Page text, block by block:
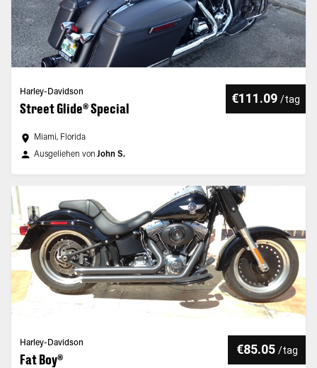
Harley-Davidson
Street Glide® Special
€111.09 /tag
Miami, Florida
Ausgeliehen von John S.
Harley-Davidson
Fat Boy®
€85.05 /tag